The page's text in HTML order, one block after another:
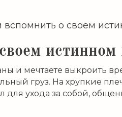
о своем
истинном
и мечтаете выкроить
груз. На хрупкие
ухода за собой,